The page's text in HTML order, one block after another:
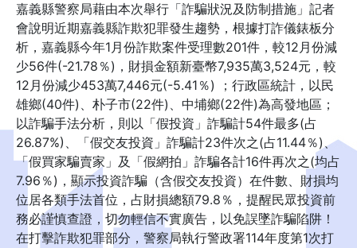
嘉義縣警察局藉由本次舉行「詐騙狀況及防制措施」記者
會說明近期嘉義縣詐欺犯罪發生趨勢，根據打詐儀錶板分
析，嘉義縣今年1月份詐欺案件受理數201件，較12月份減
少56件(-21.78％)，財損金額新臺幣7,935萬3,524元，較
12月份減少453萬7,446元(-5.41％) ；行政區統計，以民
雄鄉(40件)、朴子市(22件)、中埔鄉(22件)為高發地區；
以詐騙手法分析，則以「假投資」詐騙計54件最多(占
26.87%)、「假交友投資」詐騙計23件次之(占11.44％)、
「假買家騙賣家」及「假網拍」詐騙各計16件再次之(均占
7.96％)，顯示投資詐騙（含假交友投資）在件數、財損均
位居各類手法首位，占財損總額79.8％，提醒民眾投資前
務必謹慎查證，切勿輕信不實廣告，以免誤墜詐騙陷阱！
在打擊詐欺犯罪部分，警察局執行警政署114年度第1次打